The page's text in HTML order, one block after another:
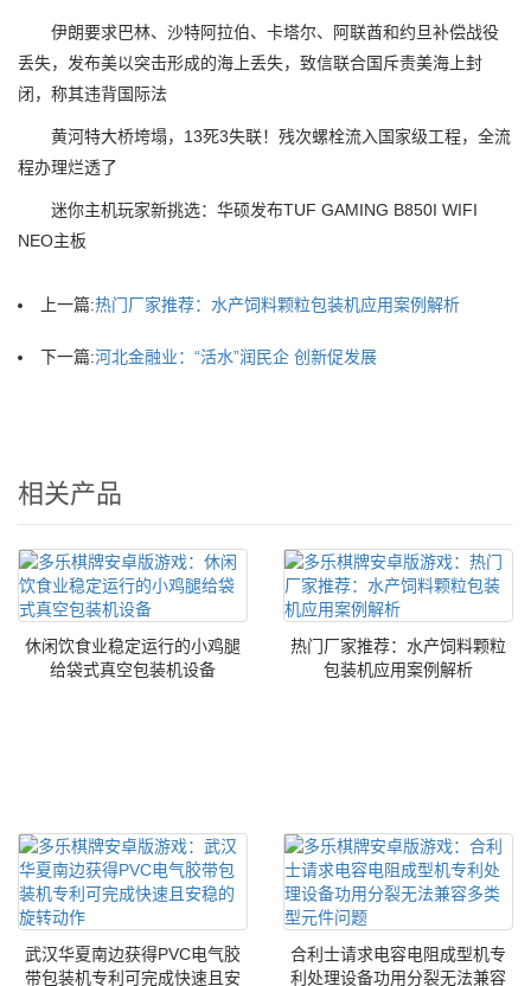
伊朗要求巴林、沙特阿拉伯、卡塔尔、阿联酋和约旦补偿战役
丢失，发布美以突击形成的海上丢失，致信联合国斥责美海上封
闭，称其违背国际法
黄河特大桥垮塌，13死3失联！残次螺栓流入国家级工程，全流
程办理烂透了
迷你主机玩家新挑选：华硕发布TUF GAMING B850I WIFI
NEO主板
上一篇:热门厂家推荐：水产饲料颗粒包装机应用案例解析
下一篇:河北金融业：“活水”润民企 创新促发展
相关产品
休闲饮食业稳定运行的小鸡腿
给袋式真空包装机设备
热门厂家推荐：水产饲料颗粒
包装机应用案例解析
武汉华夏南边获得PVC电气胶
带包装机专利可完成快速且安
合利士请求电容电阻成型机专
利处理设备功用分裂无法兼容